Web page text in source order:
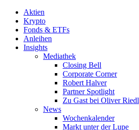
Aktien
Krypto
Fonds & ETFs
Anleihen
Insights
Mediathek
Closing Bell
Corporate Corner
Robert Halver
Partner Spotlight
Zu Gast bei Oliver Riedl
News
Wochenkalender
Markt unter der Lupe